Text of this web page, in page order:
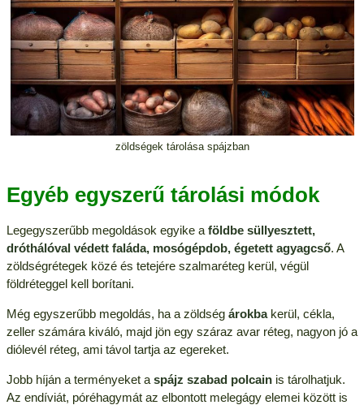
zöldségek tárolása spájzban
Egyéb egyszerű tárolási módok
Legegyszerűbb megoldások egyike aföldbe süllyesztett,
dróthálóval védett faláda, mosógépdob, égetett agyagcső. A
zöldségrétegek közé és tetejére szalmaréteg kerül, végül
földréteggel kell borítani.
Még egyszerűbb megoldás, ha a zöldség árokbakerül, cékla,
zeller számára kiváló, majd jön egy száraz avar réteg, nagyon jó a
diólevél réteg, ami távol tartja az egereket.
Jobb híján a terményeket a spájz szabad polcainis tárolhatjuk.
Az endíviát, póréhagymát az elbontott melegágy elemei között is